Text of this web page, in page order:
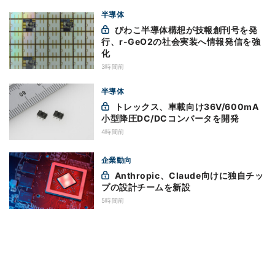
半導体
行、r-GeO2の社会実装へ情報発信を強
化
3時間前
半導体
小型降圧DC/DCコンバータを開発
4時間前
企業動向
プの設計チームを新設
5時間前